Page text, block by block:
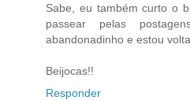
Sabe, eu também curto o
passear pelas
abandonadinho e estou
Beijocas!!
Responder